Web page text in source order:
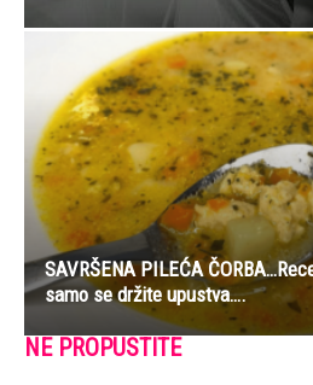
SAVRŠENA PILEĆA
samo se držite upustva….
NE PROPUSTITE